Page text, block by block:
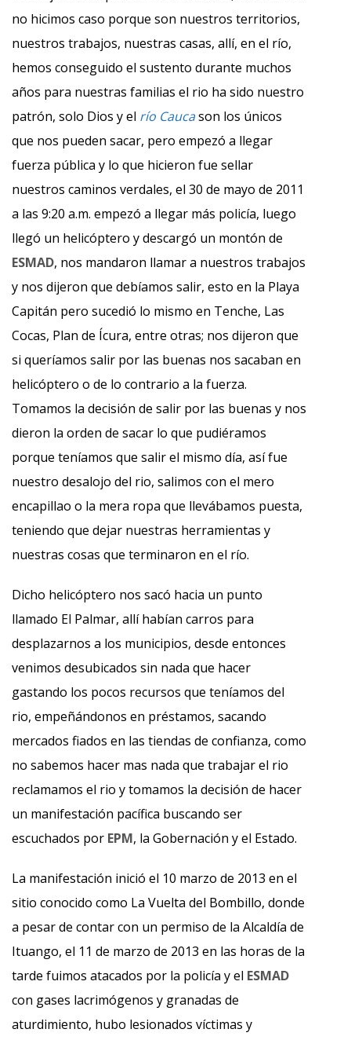
no hicimos caso porque son nuestros territorios,
nuestros trabajos, nuestras casas, allí, en el río,
hemos conseguido el sustento durante muchos
años para nuestras familias el rio ha sido nuestro
patrón, solo Dios y el río Caucason los únicos
que nos pueden sacar, pero empezó a llegar
fuerza pública y lo que hicieron fue sellar
nuestros caminos verdales, el 30 de mayo de 2011
a las 9:20 a.m. empezó a llegar más policía, luego
llegó un helicóptero y descargó un montón de
ESMAD, nos mandaron llamar a nuestros trabajos
y nos dijeron que debíamos salir, esto en la Playa
Capitán pero sucedió lo mismo en Tenche, Las
Cocas, Plan de Ícura, entre otras; nos dijeron que
si queríamos salir por las buenas nos sacaban en
helicóptero o de lo contrario a la fuerza.
Tomamos la decisión de salir por las buenas y nos
dieron la orden de sacar lo que pudiéramos
porque teníamos que salir el mismo día, así fue
nuestro desalojo del rio, salimos con el mero
encapillao o la mera ropa que llevábamos puesta,
teniendo que dejar nuestras herramientas y
nuestras cosas que terminaron en el río.
Dicho helicóptero nos sacó hacia un punto
llamado El Palmar, allí habían carros para
desplazarnos a los municipios, desde entonces
venimos desubicados sin nada que hacer
gastando los pocos recursos que teníamos del
rio, empeñándonos en préstamos, sacando
mercados fiados en las tiendas de confianza, como
no sabemos hacer mas nada que trabajar el rio
reclamamos el rio y tomamos la decisión de hacer
un manifestación pacífica buscando ser
escuchados por EPM, la Gobernación y el Estado.
La manifestación inició el 10 marzo de 2013 en el
sitio conocido como La Vuelta del Bombillo, donde
a pesar de contar con un permiso de la Alcaldía de
Ituango, el 11 de marzo de 2013 en las horas de la
tarde fuimos atacados por la policía y el ESMAD
con gases lacrimógenos y granadas de
aturdimiento, hubo lesionados víctimas y